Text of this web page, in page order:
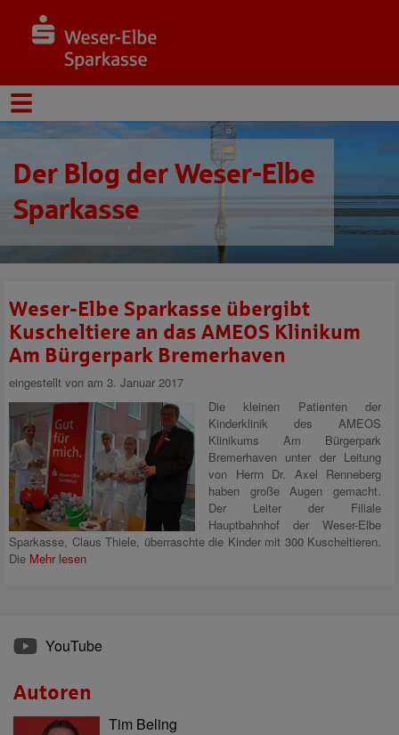
Der Blog der Weser-Elbe
Sparkasse
Weser-Elbe Sparkasse übergibt
Kuscheltiere an das AMEOS Klinikum
Am Bürgerpark Bremerhaven
eingestellt von am 3. Januar 2017
Die kleinen Patienten der
Kinderklinik des AMEOS
Klinikums Am Bürgerpark
Bremerhaven unter der Leitung
von Herrn Dr. Axel Renneberg
haben große Augen gemacht.
Der Leiter der Filiale
Hauptbahnhof der Weser-Elbe
Sparkasse, Claus Thiele, überraschte die Kinder mit 300 Kuscheltieren.
Die Mehr lesen
YouTube
Autoren
Tim Beling